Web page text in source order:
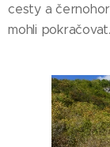
cesty a
mohli pokračovat.